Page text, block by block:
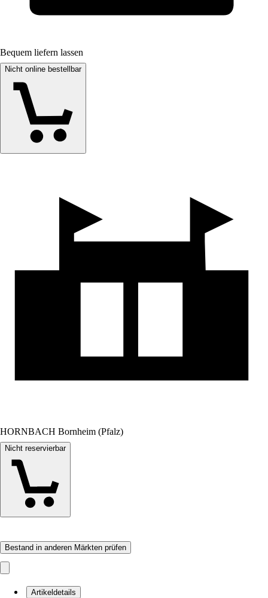
Bequem liefern lassen
Nicht online bestellbar
HORNBACH Bornheim (Pfalz)
Nicht reservierbar
Bestand in anderen Märkten prüfen
Artikeldetails